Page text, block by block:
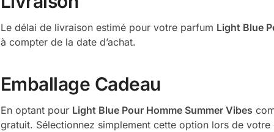
Le délai de livraison estimé pour votre parfum Light Blue
à compter de la date d’achat.
Emballage Cadeau
En optant pour Light Blue Pour Homme Summer Vibes
gratuit. Sélectionnez simplement cette option lors de